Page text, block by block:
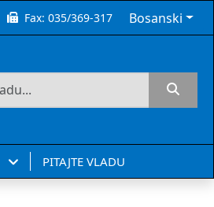
Fax:035/369-317 Bosanski
PITAJTE VLADU